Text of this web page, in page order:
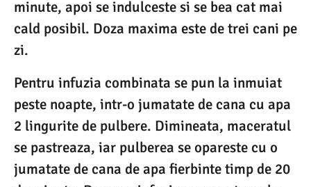
minute, apoi se indulceste si se bea cat mai
cald posibil. Doza maxima este de trei cani pe
zi.
Pentru infuzia combinata se pun la inmuiat
peste noapte, intr-o jumatate de cana cu apa
2 lingurite de pulbere. Dimineata, maceratul
se pastreaza, iar pulberea se opareste cu o
jumatate de cana de apa fierbinte timp de 20